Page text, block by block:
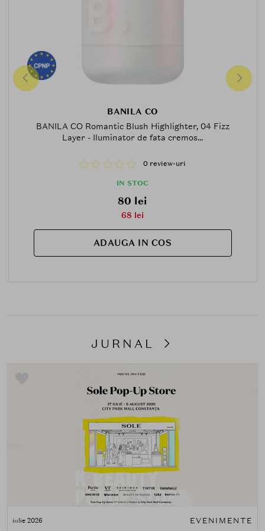
BANILA CO
BANILA CO Romantic Blush Highlighter, 04 Fizz
Layer - Iluminator de fata cremos...
0 review-uri
IN STOC
80 lei
68 lei
ADAUGA IN COS
JURNAL
iulie 2026 EVENIMENTE